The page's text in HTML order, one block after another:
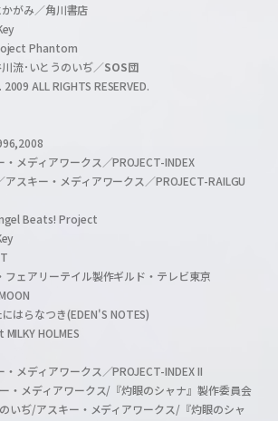
n
l
がみ／角川書店
Phantom
流･いとうのいぢ／SOS団
ALL RIGHTS RESERVED.
メディアワークス／PROJECT-INDEX
スキー・メディアワークス／PROJECT-RAILGU
Beats! Project
ェアリーテイル製作ギルド・テレビ東京
らなつき(EDEN'S NOTES)
HOLMES
メディアワークス／PROJECT-INDEX II
・メディアワークス/『灼眼のシャナ』製作委員会
いぢ/アスキー・メディアワークス/『灼眼のシャ